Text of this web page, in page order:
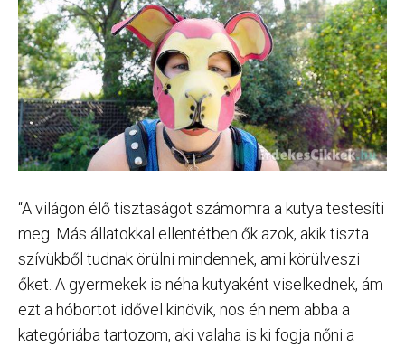
“A világon élő tisztaságot számomra a kutya testesíti
meg. Más állatokkal ellentétben ők azok, akik tiszta
szívükből tudnak örülni mindennek, ami körülveszi
őket. A gyermekek is néha kutyaként viselkednek, ám
ezt a hóbortot idővel kinövik, nos én nem abba a
kategóriába tartozom, aki valaha is ki fogja nőni a